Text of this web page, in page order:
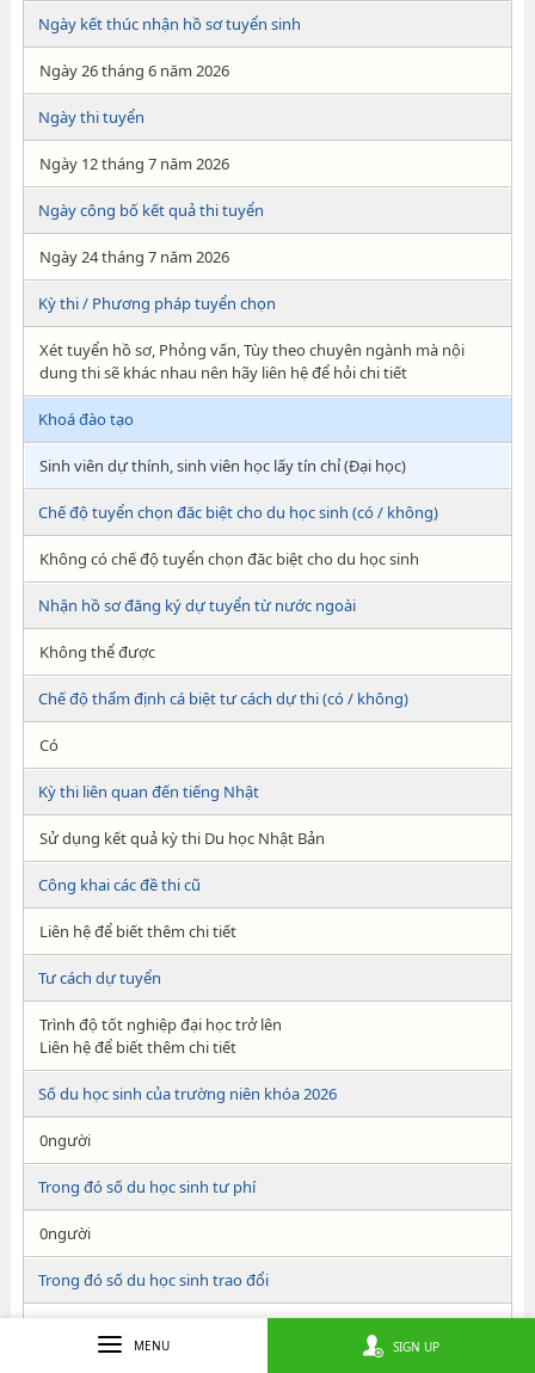
Ngày kết thúc nhận hồ sơ tuyển sinh
Ngày 26 tháng 6 năm 2026
Ngày thi tuyển
Ngày 12 tháng 7 năm 2026
Ngày công bố kết quả thi tuyển
Ngày 24 tháng 7 năm 2026
Kỳ thi / Phương pháp tuyển chọn
Xét tuyển hồ sơ, Phỏng vấn, Tùy theo chuyên ngành mà nội
dung thi sẽ khác nhau nên hãy liên hệ để hỏi chi tiết
Khoá đào tạo
Sinh viên dự thính, sinh viên học lấy tín chỉ (Đại học)
Chế độ tuyển chọn đăc biệt cho du học sinh (có / không)
Không có chế độ tuyển chọn đăc biệt cho du học sinh
Nhận hồ sơ đăng ký dự tuyển từ nước ngoài
Không thể được
Chế độ thẩm định cá biệt tư cách dự thi (có / không)
Có
Kỳ thi liên quan đến tiếng Nhật
Sử dụng kết quả kỳ thi Du học Nhật Bản
Công khai các đề thi cũ
Liên hệ để biết thêm chi tiết
Tư cách dự tuyển
Trình độ tốt nghiệp đại học trở lên
Liên hệ để biết thêm chi tiết
Số du học sinh của trường niên khóa 2026
0người
Trong đó số du học sinh tư phí
0người
Trong đó số du học sinh trao đổi
MENU SIGN UP